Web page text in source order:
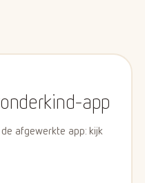
app
afgewerkte app: kijk